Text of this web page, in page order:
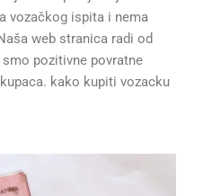
vozačkog ispita i nema
web stranica radi od
pozitivne povratne
kako kupiti vozacku